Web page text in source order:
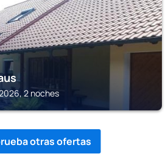
2 noches
otras ofertas